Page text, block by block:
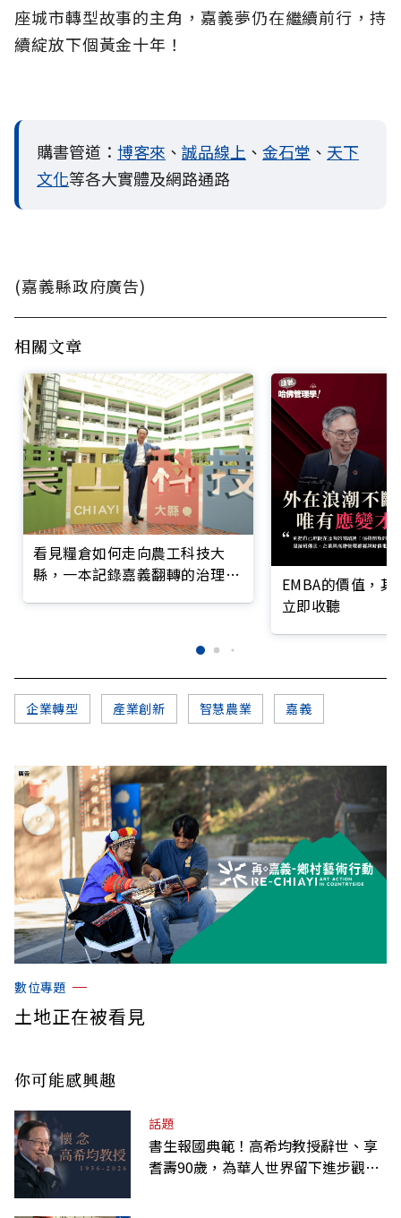
座城市轉型故事的主角，嘉義夢仍在繼續前行，持
續綻放下個黃金十年！
購書管道： 博客來 、 誠品線上 、 金石堂 、 天下
文化等各大實體及網路通路
(嘉義縣政府廣告)
相關文章
看見糧倉如何走向農工科技大
縣，一本記錄嘉義翻轉的治理實
EMBA的價值，
立即收聽
企業轉型 產業創新 智慧農業 嘉義
數位專題
土地正在被看見
你可能感興趣
話題
書生報國典範！高希均教授辭世、享
耆壽90歲，為華人世界留下進步觀念